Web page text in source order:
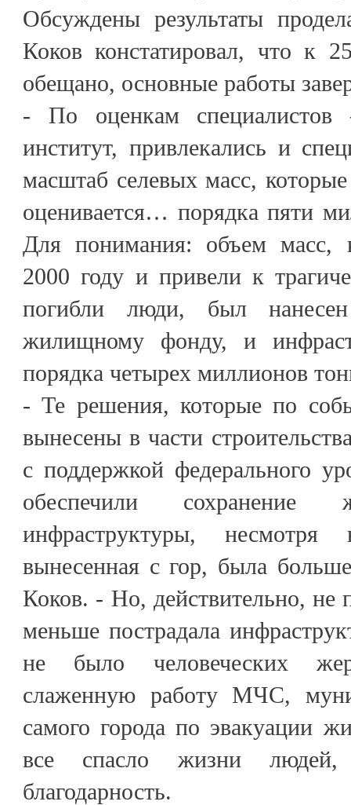
Обсуждены результаты
Коков констатировал, что к
обещано, основные работы
- По оценкам специалистов
институт, привлекались и
масштаб селевых масс,
оценивается… порядка пяти
Для понимания: объем масс,
2000 году и привели к
погибли люди, был
жилищному фонду, и
порядка четырех миллионов
- Те решения, которые по
вынесены в части
с поддержкой федерального
обеспечили сохранение
инфраструктуры,
вынесенная с гор, была
Коков. - Но, действительно, не
меньше пострадала
не было человеческих
слаженную работу МЧС,
самого города по эвакуации
все спасло жизни
благодарность.